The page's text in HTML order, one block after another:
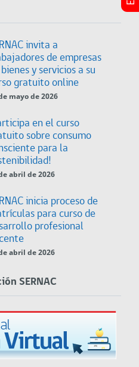
invita a
de empresas
y servicios a su
gratuito online
mayo de 2026
en el curso
sobre consumo
para la
abril de 2026
inicia proceso de
para curso de
profesional
abril de 2026
SERNAC